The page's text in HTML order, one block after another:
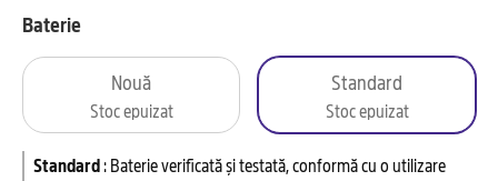
Baterie
Nouă
Stoc epuizat
Standard
Stoc epuizat
Standard:Baterie verificată și testată, conformă cu o utilizare